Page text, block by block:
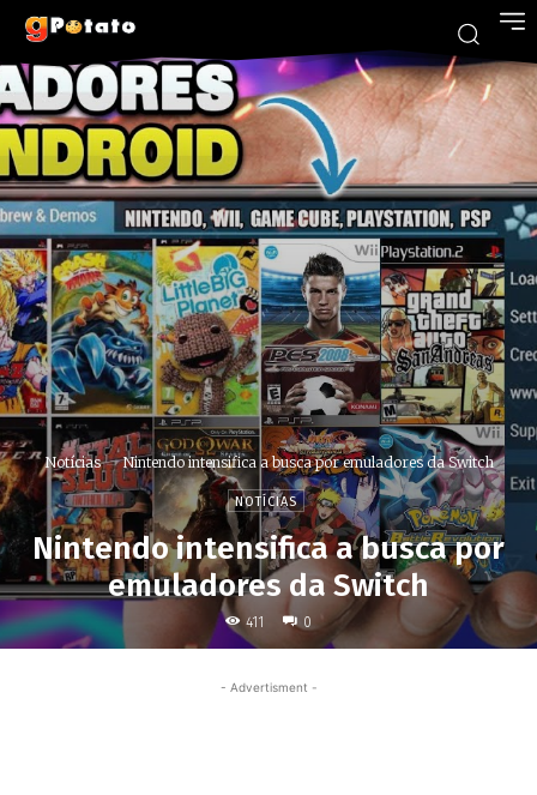
Notícias Nintendo intensifica a busca por emuladores da Switch
NOTÍCIAS
Nintendo intensifica a busca por
emuladores da Switch
411 0
- Advertisment -